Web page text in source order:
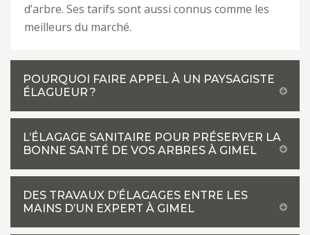
d’arbre. Ses tarifs sont aussi connus comme les
meilleurs du marché.
POURQUOI FAIRE APPEL À UN PAYSAGISTE
ÉLAGUEUR ?
L’ÉLAGAGE SANITAIRE POUR PRÉSERVER LA
BONNE SANTÉ DE VOS ARBRES À GIMEL
DES TRAVAUX D’ÉLAGAGES ENTRE LES
MAINS D’UN EXPERT À GIMEL